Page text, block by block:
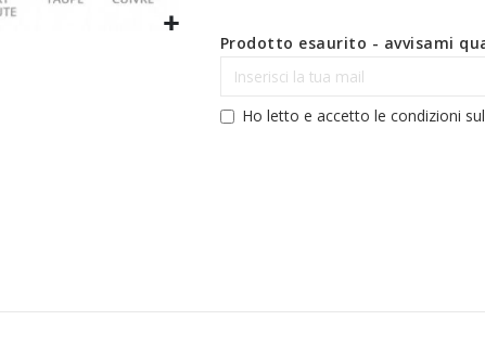
Prodotto esaurito - avvisami
Ho letto e accetto le condizioni